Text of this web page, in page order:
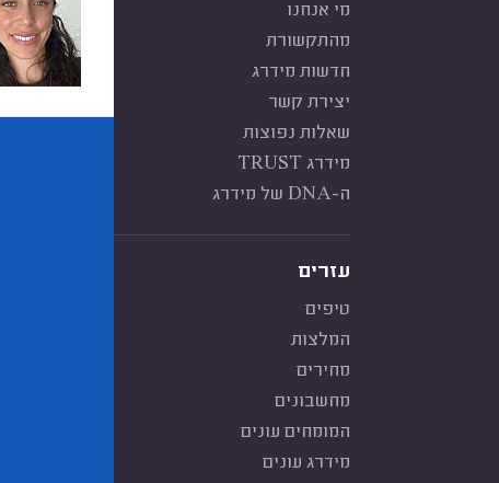
מי אנחנו
מהתקשורת
חדשות מידרג
יצירת קשר
שאלות נפוצות
מידרג TRUST
ה-DNA של מידרג
עזרים
טיפים
המלצות
מחירים
מחשבונים
המומחים עונים
מידרג עונים